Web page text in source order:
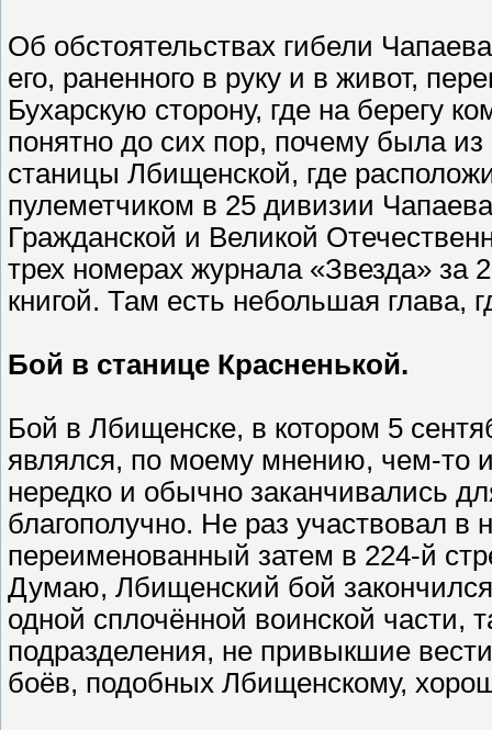
Об обстоятельствах гибели
его, раненного в руку и в живот,
Бухарскую сторону, где на берегу
понятно до сих пор, почему была из
станицы Лбищенской, где
пулеметчиком в 25 дивизии
Гражданской и Великой
трех номерах журнала «Звезда» за
книгой. Там есть небольшая глава,
Бой в станице Красненькой.
Бой в Лбищенске, в котором 5
являлся, по моему мнению, чем-то
нередко и обычно заканчивались
благополучно. Не раз участвовал в
переименованный затем в 224-й
Думаю, Лбищенский бой закончился
одной сплочённой воинской части,
подразделения, не привыкшие
боёв, подобных Лбищенскому,